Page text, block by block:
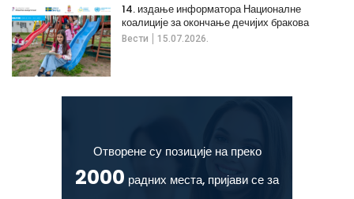
Вести 15.07.2026.
14. издање информатора Националне
коалиције за окончање дечијих бракова
Отворене су позиције на преко
2000 радних места, пријави се за